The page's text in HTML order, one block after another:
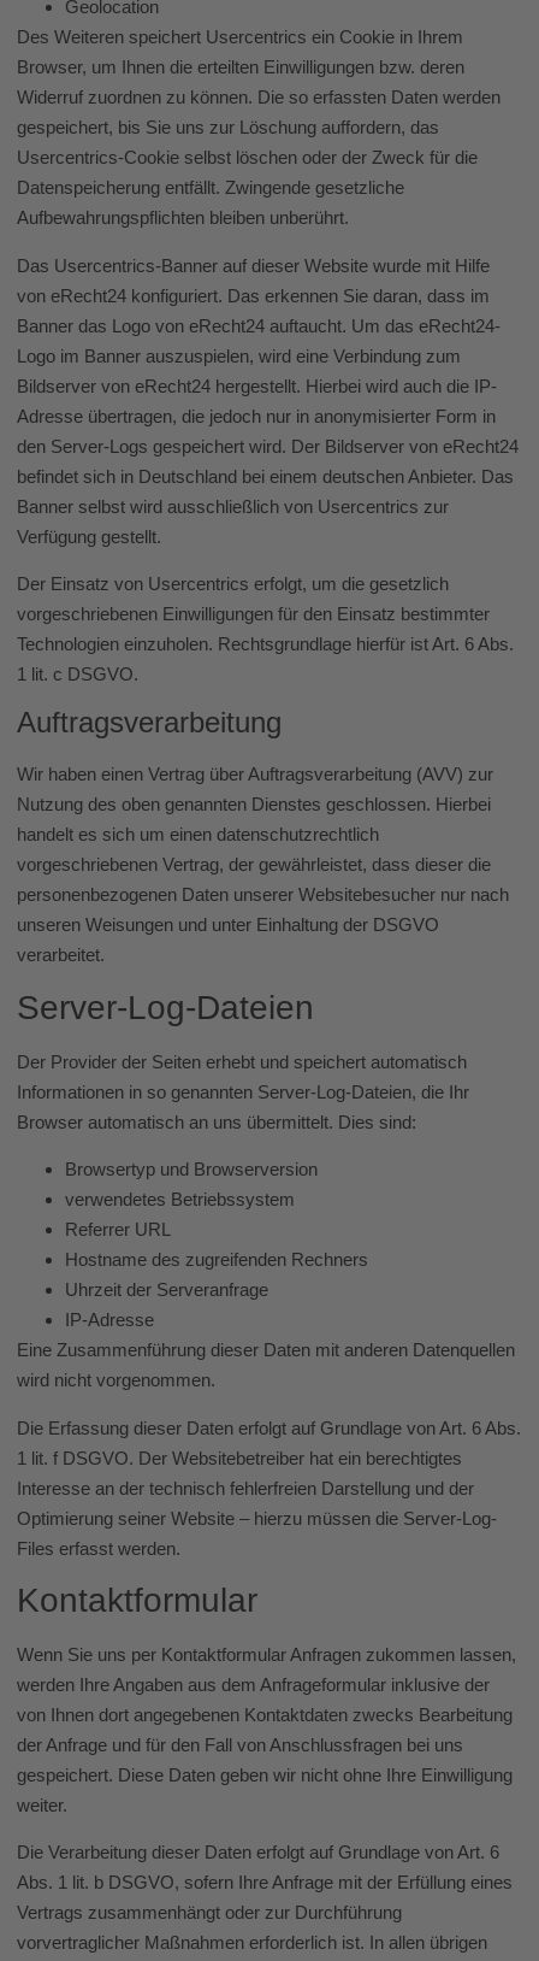
Geolocation
Des Weiteren speichert Usercentrics ein Cookie in Ihrem
Browser, um Ihnen die erteilten Einwilligungen bzw. deren
Widerruf zuordnen zu können. Die so erfassten Daten werden
gespeichert, bis Sie uns zur Löschung auffordern, das
Usercentrics-Cookie selbst löschen oder der Zweck für die
Datenspeicherung entfällt. Zwingende gesetzliche
Aufbewahrungspflichten bleiben unberührt.
Das Usercentrics-Banner auf dieser Website wurde mit Hilfe
von eRecht24 konfiguriert. Das erkennen Sie daran, dass im
Banner das Logo von eRecht24 auftaucht. Um das eRecht24-
Logo im Banner auszuspielen, wird eine Verbindung zum
Bildserver von eRecht24 hergestellt. Hierbei wird auch die IP-
Adresse übertragen, die jedoch nur in anonymisierter Form in
den Server-Logs gespeichert wird. Der Bildserver von eRecht24
befindet sich in Deutschland bei einem deutschen Anbieter. Das
Banner selbst wird ausschließlich von Usercentrics zur
Verfügung gestellt.
Der Einsatz von Usercentrics erfolgt, um die gesetzlich
vorgeschriebenen Einwilligungen für den Einsatz bestimmter
Technologien einzuholen. Rechtsgrundlage hierfür ist Art. 6 Abs.
1 lit. c DSGVO.
Auftragsverarbeitung
Wir haben einen Vertrag über Auftragsverarbeitung (AVV) zur
Nutzung des oben genannten Dienstes geschlossen. Hierbei
handelt es sich um einen datenschutzrechtlich
vorgeschriebenen Vertrag, der gewährleistet, dass dieser die
personenbezogenen Daten unserer Websitebesucher nur nach
unseren Weisungen und unter Einhaltung der DSGVO
verarbeitet.
Server-Log-Dateien
Der Provider der Seiten erhebt und speichert automatisch
Informationen in so genannten Server-Log-Dateien, die Ihr
Browser automatisch an uns übermittelt. Dies sind:
Browsertyp und Browserversion
verwendetes Betriebssystem
Referrer URL
Hostname des zugreifenden Rechners
Uhrzeit der Serveranfrage
IP-Adresse
Eine Zusammenführung dieser Daten mit anderen Datenquellen
wird nicht vorgenommen.
Die Erfassung dieser Daten erfolgt auf Grundlage von Art. 6 Abs.
1 lit. f DSGVO. Der Websitebetreiber hat ein berechtigtes
Interesse an der technisch fehlerfreien Darstellung und der
Optimierung seiner Website – hierzu müssen die Server-Log-
Files erfasst werden.
Kontaktformular
Wenn Sie uns per Kontaktformular Anfragen zukommen lassen,
werden Ihre Angaben aus dem Anfrageformular inklusive der
von Ihnen dort angegebenen Kontaktdaten zwecks Bearbeitung
der Anfrage und für den Fall von Anschlussfragen bei uns
gespeichert. Diese Daten geben wir nicht ohne Ihre Einwilligung
weiter.
Die Verarbeitung dieser Daten erfolgt auf Grundlage von Art. 6
Abs. 1 lit. b DSGVO, sofern Ihre Anfrage mit der Erfüllung eines
Vertrags zusammenhängt oder zur Durchführung
vorvertraglicher Maßnahmen erforderlich ist. In allen übrigen